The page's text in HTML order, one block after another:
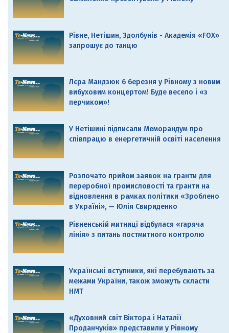
Рівне, Нетішин, Здолбунів - Академія «FOX»
запрошує до танцю
Лєра Мандзюк 6 березня у Рівному з новим
вибуховим концертом! Буде весело і «з
перчиком»!
У Нетішині підписали Меморандум про
співпрацю в енергетичній освіті населення
Розпочато прийом заявок на гранти для
переробної промисловості та гранти на
відновлення в рамках політики «Зроблено
в Україні», — Юлія Свириденко
Рівненській митниці відбулася «гаряча
лінія» з питань постмитного контролю
Українські вступники, які перебувають за
межами України, також зможуть скласти
НМТ
«Духовний світ Віктора і Наталії
Проданчуків» представили у Рівному